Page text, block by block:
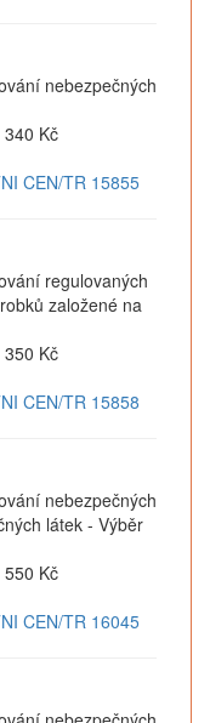
nebezpečných
340 Kč
CEN/TR 15855
regulovaných
založené na
350 Kč
CEN/TR 15858
nebezpečných
látek - Výběr
550 Kč
CEN/TR 16045